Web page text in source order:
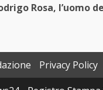
Rosa, l’uomo
Privacy Policy